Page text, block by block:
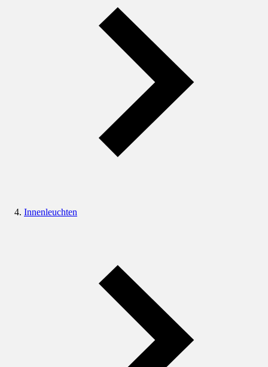
Innenleuchten